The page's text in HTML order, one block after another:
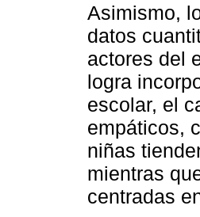
Asimismo,
datos
actores del
logra
escolar, el
empáticos,
niñas
mientras
centradas